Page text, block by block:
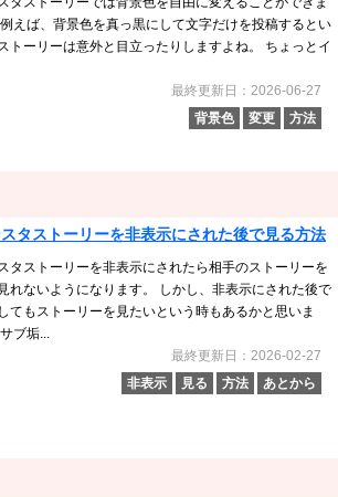
えば、背景色を真っ黒にして文字だけを投稿するとい
トーリーは意外と目立ったりしますよね。 ちょっとイ
最終更新日：2026-06-27
背景色
変更 方法
タストーリーを非表示にされた後で見る方法
タストーリーを非表示にされたら相手のストーリーを
れないようになります。 しかし、非表示にされた後で
てもストーリーを見たいという時もあるかと思いま
ブ垢...
最終更新日：2026-02-27
非表示
見る 方法 あとから